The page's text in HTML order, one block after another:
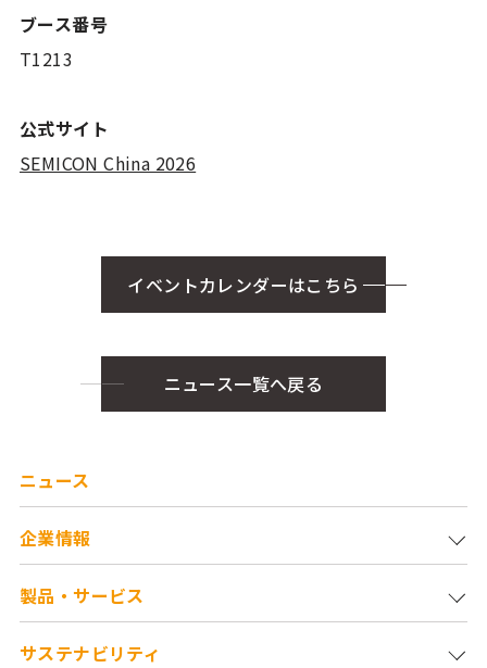
ブース番号
T1213
公式サイト
SEMICON China 2026
イベントカレンダーはこちら
ニュース一覧へ戻る
ニュース
企業情報
製品・サービス
サステナビリティ